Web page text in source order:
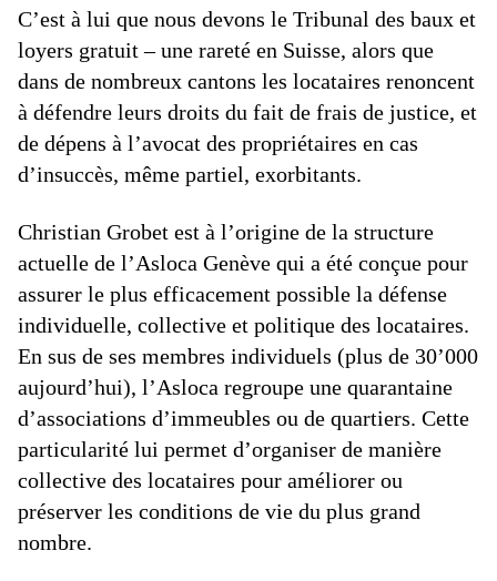
C’est à lui que nous devons le Tribunal des baux et
loyers gratuit – une rareté en Suisse, alors que
dans de nombreux cantons les locataires renoncent
à défendre leurs droits du fait de frais de justice, et
de dépens à l’avocat des propriétaires en cas
d’insuccès, même partiel, exorbitants.
Christian Grobet est à l’origine de la structure
actuelle de l’Asloca Genève qui a été conçue pour
assurer le plus efficacement possible la défense
individuelle, collective et politique des locataires.
En sus de ses membres individuels (plus de 30’000
aujourd’hui), l’Asloca regroupe une quarantaine
d’associations d’immeubles ou de quartiers. Cette
particularité lui permet d’organiser de manière
collective des locataires pour améliorer ou
préserver les conditions de vie du plus grand
nombre.